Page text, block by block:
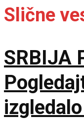
Slične
SRBIJA